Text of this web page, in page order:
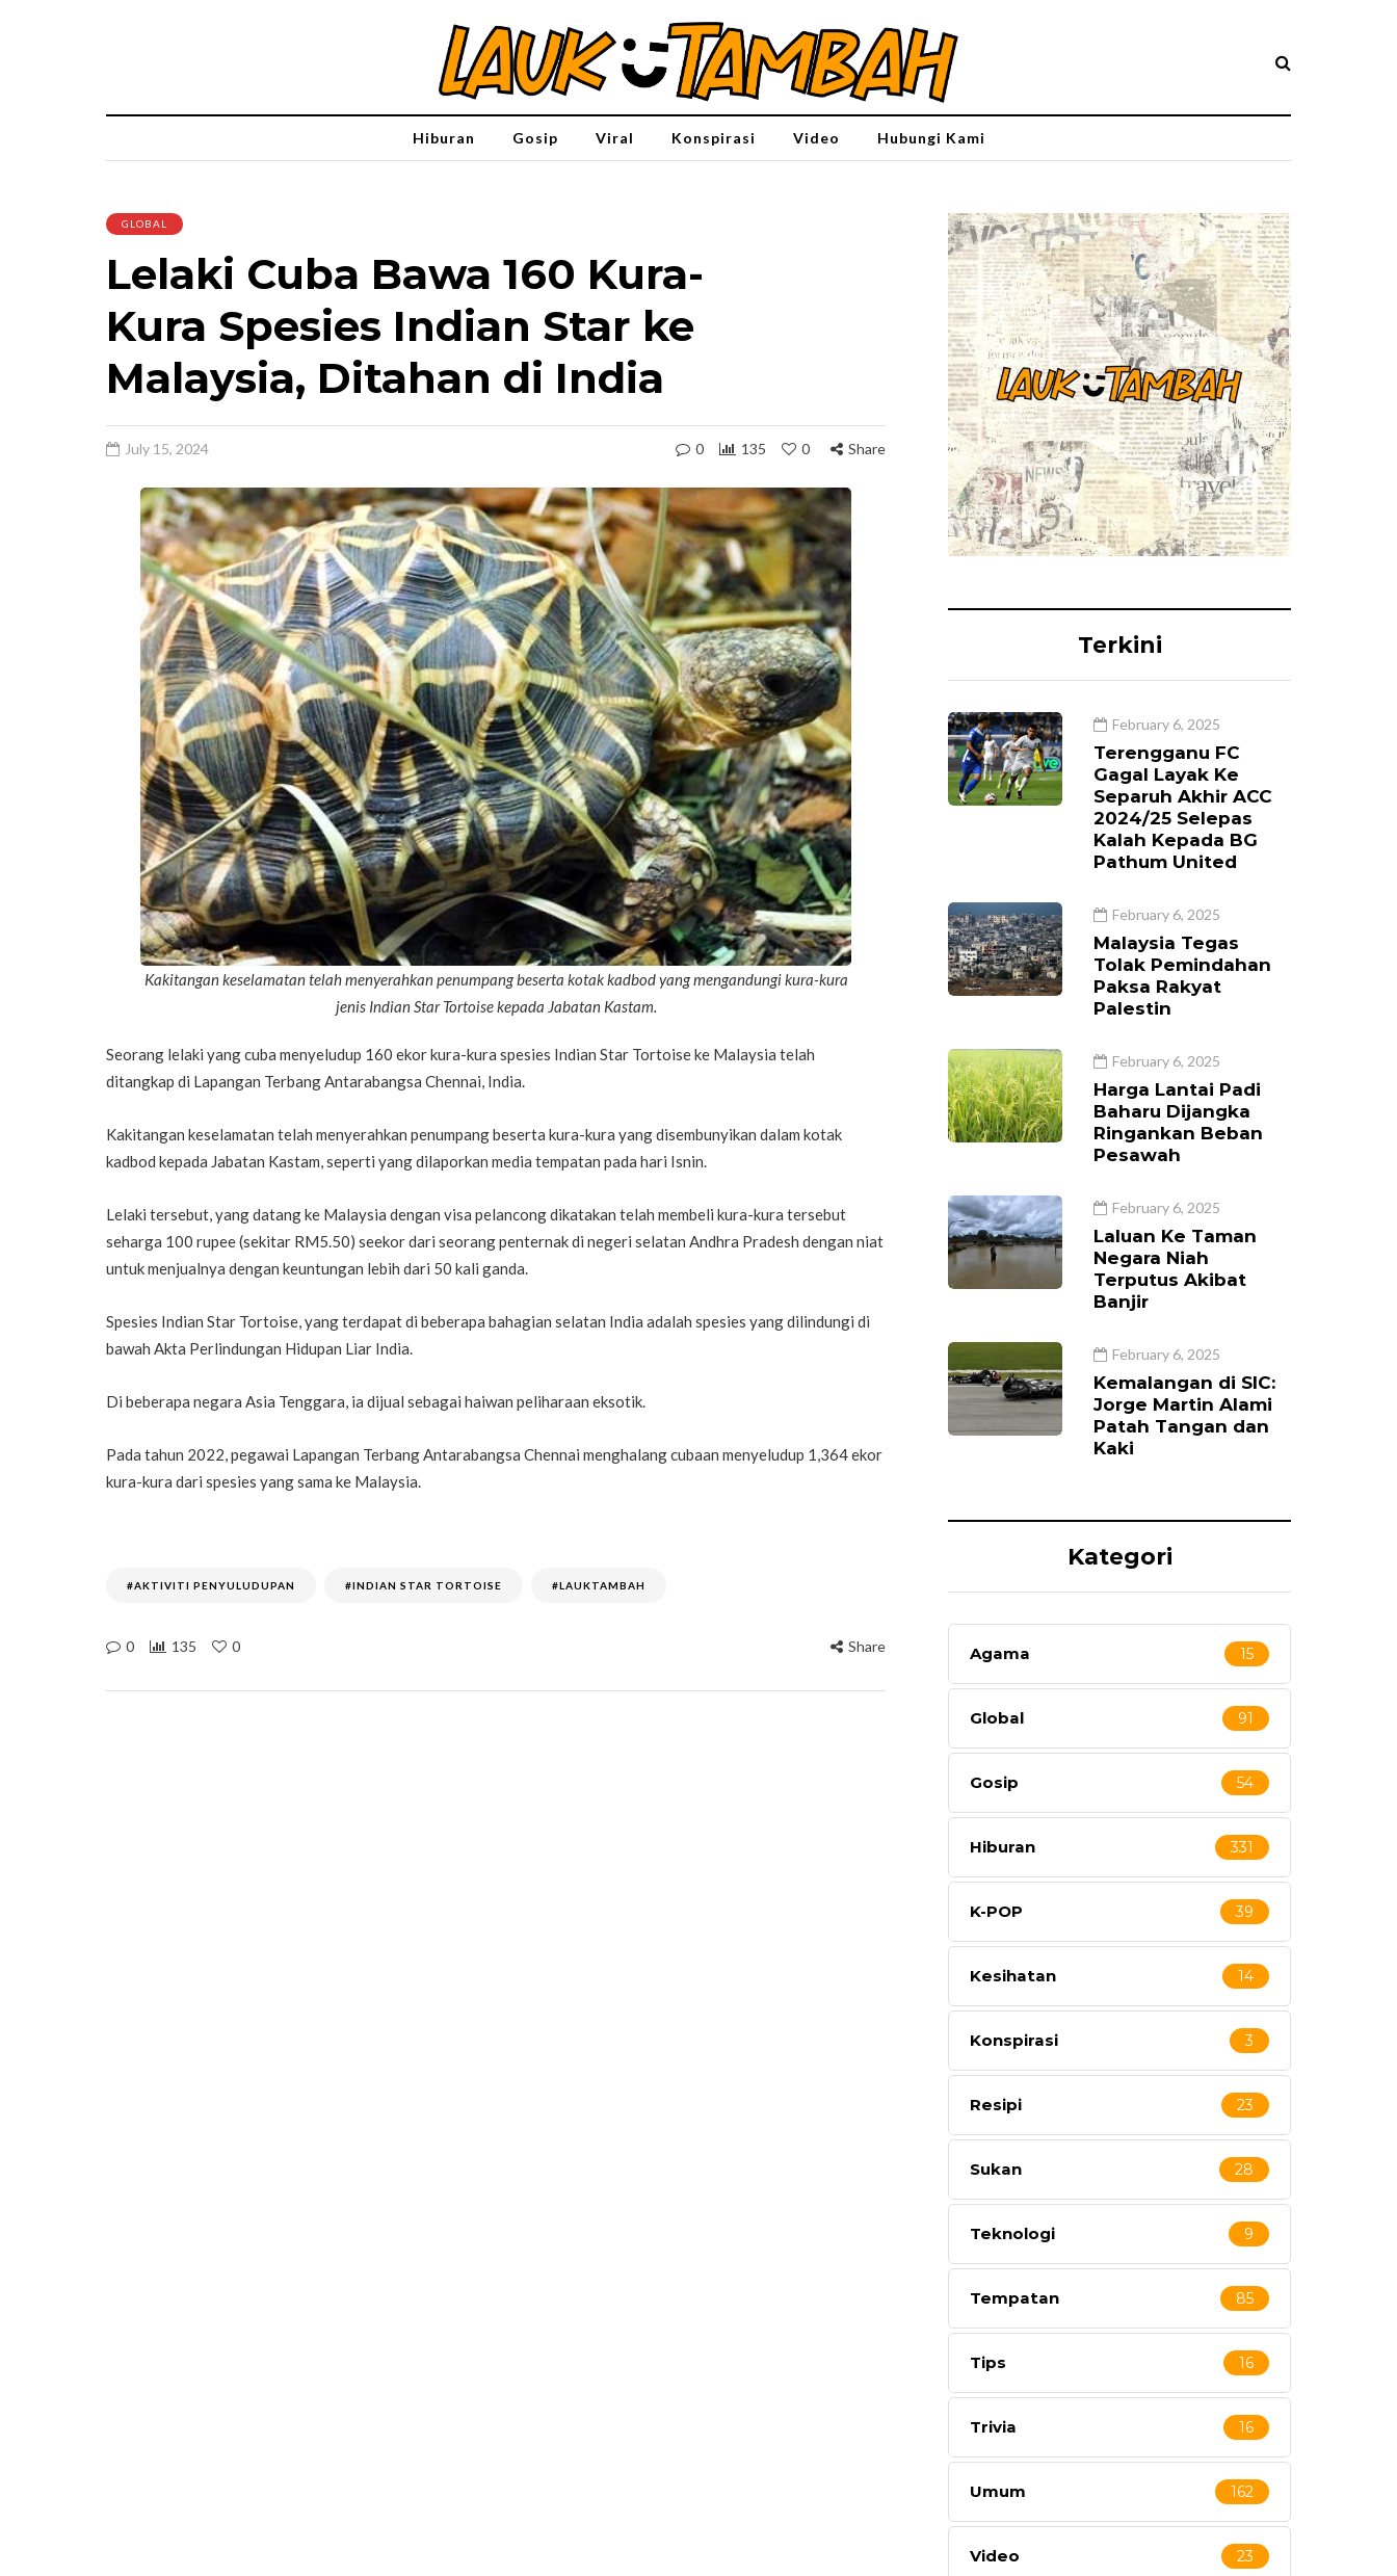
Hiburan Gosip Viral Konspirasi Video Hubungi Kami
GLOBAL
Lelaki Cuba Bawa 160 Kura-
Kura Spesies Indian Star ke
Malaysia, Ditahan di India
July 15, 2024 0 135 0 Share
Kakitangan keselamatan telah menyerahkan penumpang beserta kotak kadbod yang mengandungi kura-kura
jenis Indian Star Tortoise kepada Jabatan Kastam.
Seorang lelaki yang cuba menyeludup 160 ekor kura-kura spesies Indian Star Tortoise ke Malaysia telah
ditangkap di Lapangan Terbang Antarabangsa Chennai, India.
Kakitangan keselamatan telah menyerahkan penumpang beserta kura-kura yang disembunyikan dalam kotak
kadbod kepada Jabatan Kastam, seperti yang dilaporkan media tempatan pada hari Isnin.
Lelaki tersebut, yang datang ke Malaysia dengan visa pelancong dikatakan telah membeli kura-kura tersebut
seharga 100 rupee (sekitar RM5.50) seekor dari seorang penternak di negeri selatan Andhra Pradesh dengan niat
untuk menjualnya dengan keuntungan lebih dari 50 kali ganda.
Spesies Indian Star Tortoise, yang terdapat di beberapa bahagian selatan India adalah spesies yang dilindungi di
bawah Akta Perlindungan Hidupan Liar India.
Di beberapa negara Asia Tenggara, ia dijual sebagai haiwan peliharaan eksotik.
Pada tahun 2022, pegawai Lapangan Terbang Antarabangsa Chennai menghalang cubaan menyeludup 1,364 ekor
kura-kura dari spesies yang sama ke Malaysia.
#AKTIVITI PENYULUDUPAN #INDIAN STAR TORTOISE #LAUKTAMBAH
0 135 0 Share
Terkini
February 6, 2025
Terengganu FC
Gagal Layak Ke
Separuh Akhir ACC
2024/25 Selepas
Kalah Kepada BG
Pathum United
February 6, 2025
Malaysia Tegas
Tolak Pemindahan
Paksa Rakyat
Palestin
February 6, 2025
Harga Lantai Padi
Baharu Dijangka
Ringankan Beban
Pesawah
February 6, 2025
Laluan Ke Taman
Negara Niah
Terputus Akibat
Banjir
February 6, 2025
Kemalangan di SIC:
Jorge Martin Alami
Patah Tangan dan
Kaki
Kategori
Agama 15
Global 91
Gosip 54
Hiburan 331
K-POP 39
Kesihatan 14
Konspirasi 3
Resipi 23
Sukan 28
Teknologi 9
Tempatan 85
Tips 16
Trivia 16
Umum 162
Video 23